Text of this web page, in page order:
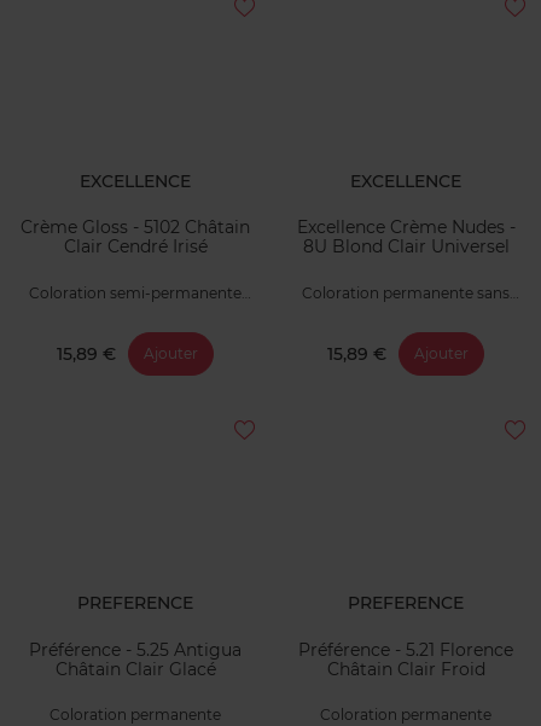
EXCELLENCE
Crème Gloss - 5102 Châtain
Clair Cendré Irisé
Coloration semi-permanente
15,89 € Ajouter
EXCELLENCE
Excellence Crème Nudes -
8U Blond Clair Universel
Coloration permanente sans
15,89 € Ajouter
PREFERENCE
Préférence - 5.25 Antigua
Châtain Clair Glacé
Coloration permanente
PREFERENCE
Préférence - 5.21 Florence
Châtain Clair Froid
Coloration permanente